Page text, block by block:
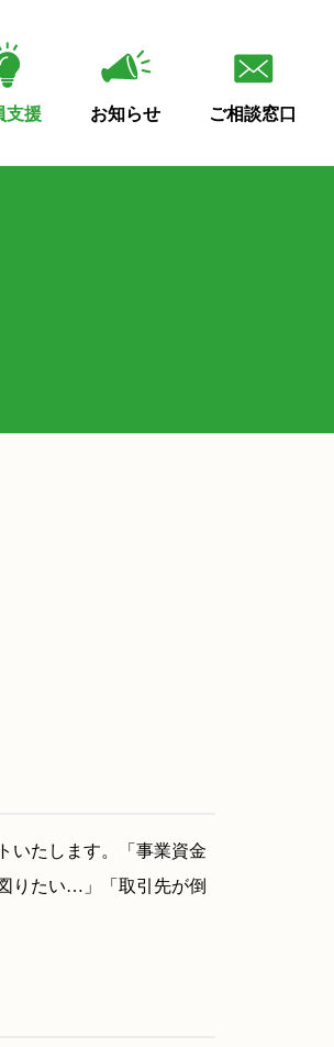
支援 お知らせ ご相談窓口
いたします。「事業資金
りたい…」「取引先が倒